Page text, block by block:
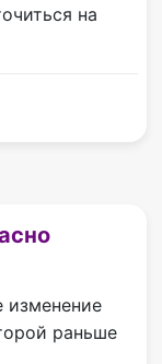
на
изменение
раньше